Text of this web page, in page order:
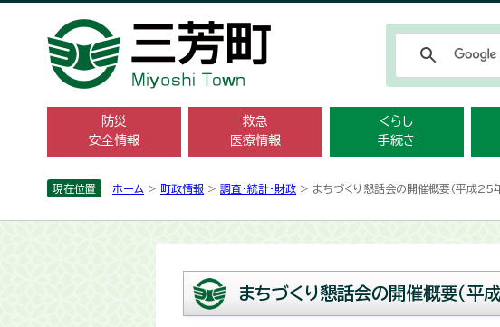
防災
安全情報
救急
医療情報
くらし
手続き
現在位置 ホーム > 町政情報 > 調査・統計­・財政 > まちづくり懇話会の開催概要（平成25年
まちづくり懇話会の開催概要（平